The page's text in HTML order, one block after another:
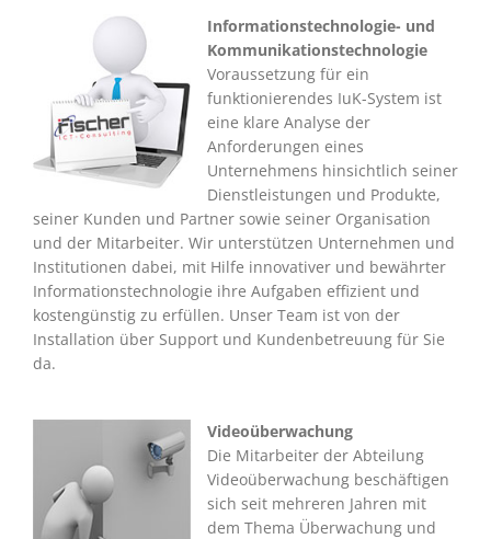
Informationstechnologie- und
Kommunikationstechnologie
Voraussetzung für ein
funktionierendes IuK-System ist
eine klare Analyse der
Anforderungen eines
Unternehmens hinsichtlich seiner
Dienstleistungen und Produkte,
seiner Kunden und Partner sowie seiner Organisation
und der Mitarbeiter. Wir unterstützen Unternehmen und
Institutionen dabei, mit Hilfe innovativer und bewährter
Informationstechnologie ihre Aufgaben effizient und
kostengünstig zu erfüllen. Unser Team ist von der
Installation über Support und Kundenbetreuung für Sie
da.
Videoüberwachung
Die Mitarbeiter der Abteilung
Videoüberwachung beschäftigen
sich seit mehreren Jahren mit
dem Thema Überwachung und